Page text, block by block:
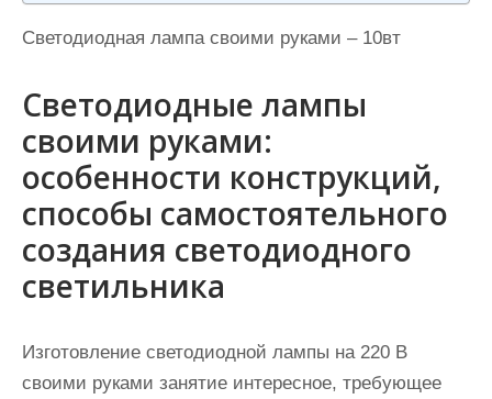
Светодиодная лампа своими руками – 10вт
Светодиодные лампы
своими руками:
особенности конструкций,
способы самостоятельного
создания светодиодного
светильника
Изготовление светодиодной лампы на 220 В
своими руками занятие интересное, требующее